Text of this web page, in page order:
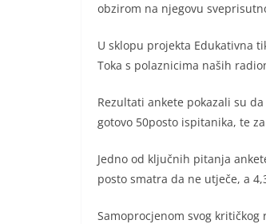
obzirom na njegovu
U sklopu projekta Edukativna
Toka s polaznicima naših
Rezultati ankete pokazali su
gotovo 50posto ispitanika, te
Jedno od ključnih pitanja
posto smatra da ne utječe, a
Samoprocjenom svog